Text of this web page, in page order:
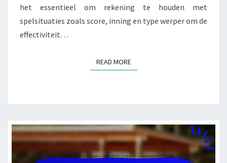
het essentieel om rekening te houden met
spelsituaties zoals score, inning en type werper om de
effectiviteit…
READ MOREREAD MORE